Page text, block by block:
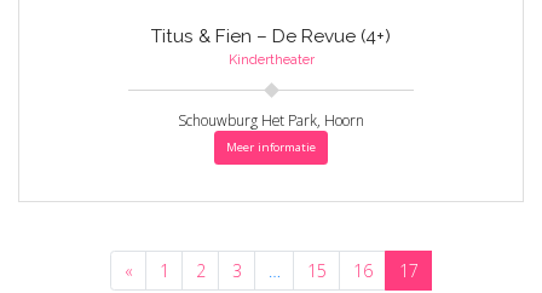
Titus & Fien – De Revue (4+)
Kindertheater
Schouwburg Het Park, Hoorn
Meer informatie
« 1 2 3 … 15 16 17